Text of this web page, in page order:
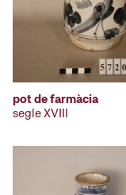
pot de farmàcia
segle XVIII